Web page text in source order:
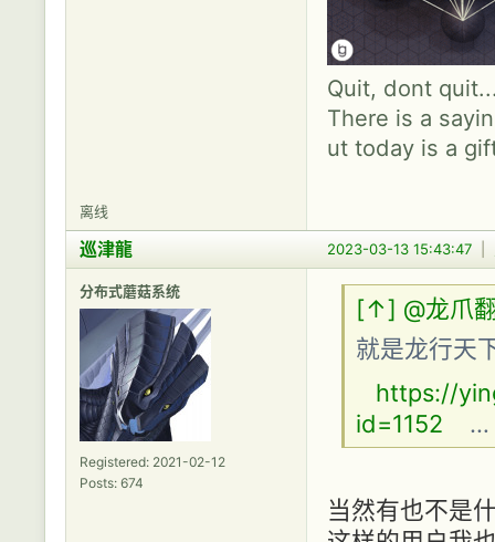
Quit, dont
There is a
ut today is a
离线
2023-03-13 15:43:47
巡津龍
分布式蘑菇系统
Registered: 2021-02-12
Posts: 674
[↑] @龙爪
就是龙行
https://
id=1152 …
当然有也不是